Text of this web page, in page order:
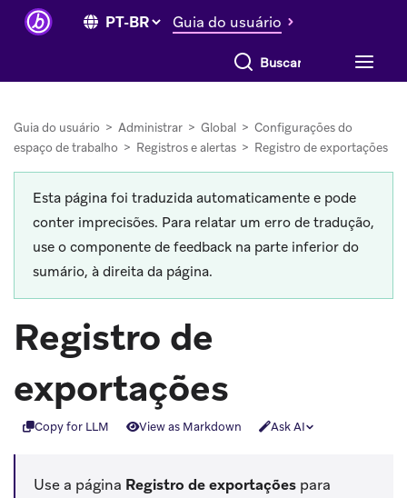
Guia do usuário
Buscar tudo
Guia do usuário > Administrar > Global > Configurações do
espaço de trabalho > Registros e alertas > Registro de exportações
Esta página foi traduzida automaticamente e pode
conter imprecisões. Para relatar um erro de tradução,
use o componente de feedback na parte inferior do
sumário, à direita da página.
Registro de
exportações
Copy for LLM View as Markdown Ask AI
Use a página Registro de exportações para